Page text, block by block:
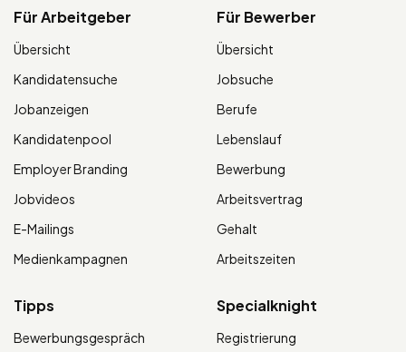
Für Arbeitgeber
Übersicht
Kandidatensuche
Jobanzeigen
Kandidatenpool
Employer Branding
Jobvideos
E-Mailings
Medienkampagnen
Für Bewerber
Übersicht
Jobsuche
Berufe
Lebenslauf
Bewerbung
Arbeitsvertrag
Gehalt
Arbeitszeiten
Tipps
Bewerbungsgespräch
Specialknight
Registrierung